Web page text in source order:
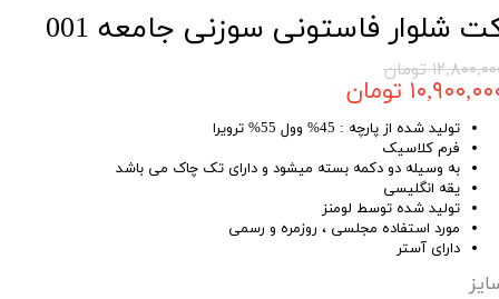
شلوار فاستونی سوزنی جامعه 001
تومان
تومان
تولید شده از پارچه : 45% وول 55% ترویرا
فرم کلاسیک
به وسیله دو دکمه بسته میشود و دارای تک چاک می باشد
یقه انگلیسی
تولید شده توسط لومنز
مورد استفاده مجلسی ، روزمره و رسمی
دارای آستر